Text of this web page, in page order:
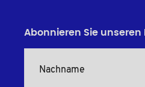
Abonnieren Sie unseren